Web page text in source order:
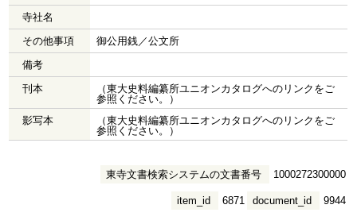
寺社名
その他事項
御公用銭／公文所
備考
刊本
（東大史料編纂所ユニオンカタログへのリンクをご
参照ください。）
影写本
（東大史料編纂所ユニオンカタログへのリンクをご
参照ください。）
東寺文書検索システムの文書番号 1000272300000
document_id 9944
item_id 6871